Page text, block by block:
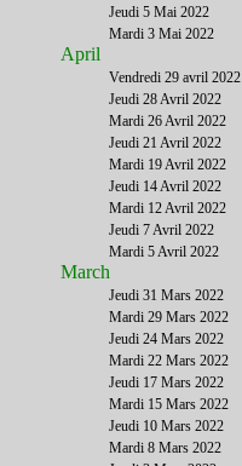
Jeudi 5 Mai 2022
Mardi 3 Mai 2022
April
Vendredi 29 avril 2022
Jeudi 28 Avril 2022
Mardi 26 Avril 2022
Jeudi 21 Avril 2022
Mardi 19 Avril 2022
Jeudi 14 Avril 2022
Mardi 12 Avril 2022
Jeudi 7 Avril 2022
Mardi 5 Avril 2022
March
Jeudi 31 Mars 2022
Mardi 29 Mars 2022
Jeudi 24 Mars 2022
Mardi 22 Mars 2022
Jeudi 17 Mars 2022
Mardi 15 Mars 2022
Jeudi 10 Mars 2022
Mardi 8 Mars 2022